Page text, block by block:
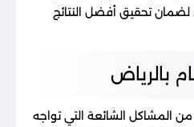
لضمان تحقيق أفضل النتائج
بالرياض
المشاكل الشائعة التي تواجه